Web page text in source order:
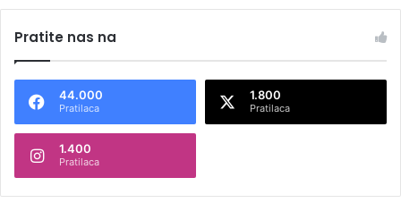
t
n
t
Pratite nas na
44.000
Pratilaca
1.800
Pratilaca
1.400
Pratilaca